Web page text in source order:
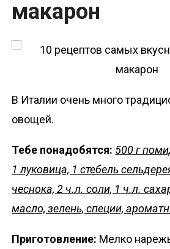
макарон
В Италии очень много
овощей.
Тебе понадобятся: 500 г
1 луковица, 1 стебель
чеснока, 2 ч.л. соли, 1 ч.л.
масло, зелень, специи,
Приготовление: Мелко